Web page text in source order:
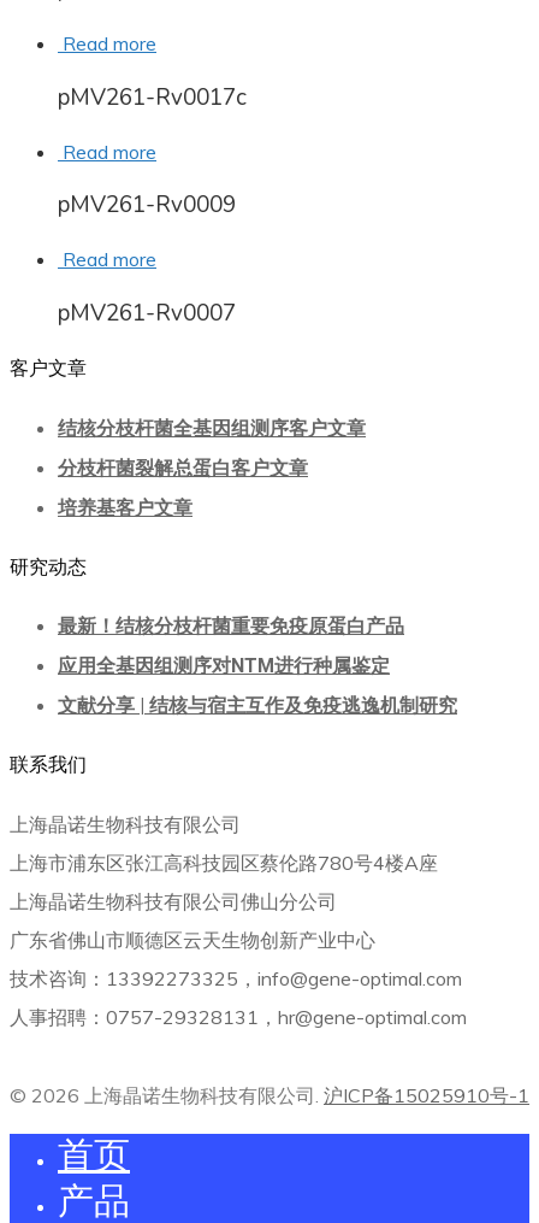
Read more
pMV261-Rv0017c
Read more
pMV261-Rv0009
Read more
pMV261-Rv0007
客户文章
结核分枝杆菌全基因组测序客户文章
分枝杆菌裂解总蛋白客户文章
培养基客户文章
研究动态
最新！结核分枝杆菌重要免疫原蛋白产品
应用全基因组测序对NTM进行种属鉴定
文献分享 | 结核与宿主互作及免疫逃逸机制研究
联系我们
上海晶诺生物科技有限公司
上海市浦东区张江高科技园区蔡伦路780号4楼A座
上海晶诺生物科技有限公司佛山分公司
广东省佛山市顺德区云天生物创新产业中心
技术咨询：13392273325，info@gene-optimal.com
人事招聘：0757-29328131，hr@gene-optimal.com
© 2026 上海晶诺生物科技有限公司. 沪ICP备15025910号-1
首页
产品